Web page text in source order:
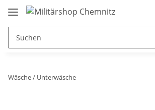
Wäsche / Unterwäsche